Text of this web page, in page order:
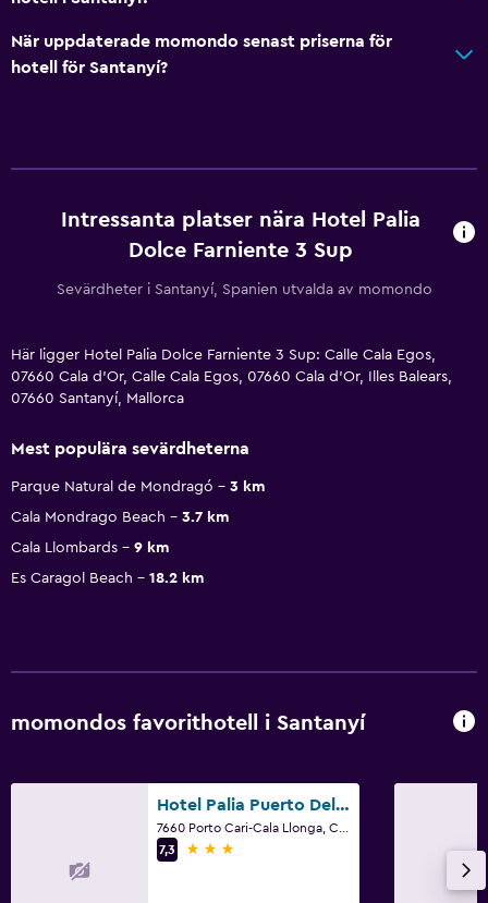
När uppdaterade momondo senast priserna för
hotell för Santanyí?
Intressanta platser nära Hotel Palia
Dolce Farniente 3 Sup
Sevärdheter i Santanyí, Spanien utvalda av momondo
Här ligger Hotel Palia Dolce Farniente 3 Sup: Calle Cala Egos,
07660 Cala d'Or, Calle Cala Egos, 07660 Cala d'Or, Illes Balears,
07660 Santanyí, Mallorca
Mest populära sevärdheterna
Parque Natural de Mondragó
3 km
Cala Mondrago Beach
3.7 km
Cala Llombards
9 km
Es Caragol Beach
18.2 km
momondos favorithotell i Santanyí
Hotel Palia Puerto Del Sol
7,3
3 stjärnor